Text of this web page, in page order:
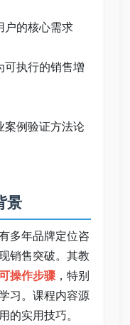
户的核心需求
可执行的销售增
案例验证方法论
景
多年品牌定位咨
销售突破。其教
操作步骤，特别
习。课程内容源
的实用技巧。